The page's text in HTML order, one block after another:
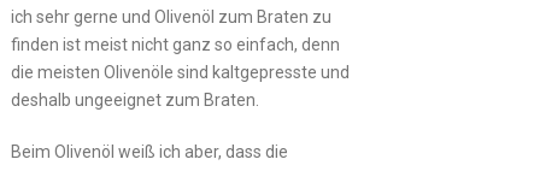
ich sehr gerne und Olivenöl zum Braten zu
finden ist meist nicht ganz so einfach, denn
die meisten Olivenöle sind kaltgepresste und
deshalb ungeeignet zum Braten.
Beim Olivenöl weiß ich aber, dass die